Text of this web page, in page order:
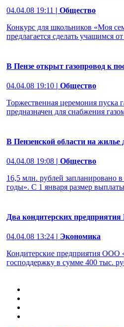
04.04.08 19:11 | Общество
Конкурс для школьников «Моя
предлагается сделать учащимся
В Пензе открыт газопровод к
04.04.08 19:10 | Общество
Торжественная церемония пуска
предназначен для снабжения
В Пензенской области на
04.04.08 19:08 | Общество
16,5 млн. рублей запланировано
годы». С 1 января размер
Два кондитерских
04.04.08 13:24 | Экономика
Кондитерские предприятия ООО
господдержку в сумме 400 тыс.